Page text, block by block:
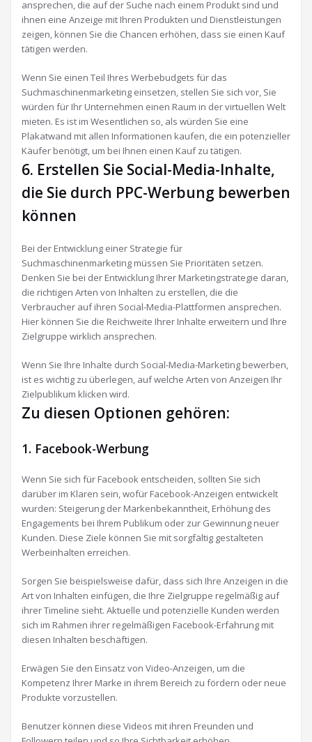
ansprechen, die auf der Suche nach einem Produkt sind und
ihnen eine Anzeige mit Ihren Produkten und Dienstleistungen
zeigen, können Sie die Chancen erhöhen, dass sie einen Kauf
tätigen werden.
Wenn Sie einen Teil Ihres Werbebudgets für das
Suchmaschinenmarketing einsetzen, stellen Sie sich vor, Sie
würden für Ihr Unternehmen einen Raum in der virtuellen Welt
mieten. Es ist im Wesentlichen so, als würden Sie eine
Plakatwand mit allen Informationen kaufen, die ein potenzieller
Käufer benötigt, um bei Ihnen einen Kauf zu tätigen.
6. Erstellen Sie Social-Media-Inhalte,
die Sie durch PPC-Werbung bewerben
können
Bei der Entwicklung einer Strategie für
Suchmaschinenmarketing müssen Sie Prioritäten setzen.
Denken Sie bei der Entwicklung Ihrer Marketingstrategie daran,
die richtigen Arten von Inhalten zu erstellen, die die
Verbraucher auf ihren Social-Media-Plattformen ansprechen.
Hier können Sie die Reichweite Ihrer Inhalte erweitern und Ihre
Zielgruppe wirklich ansprechen.
Wenn Sie Ihre Inhalte durch Social-Media-Marketing bewerben,
ist es wichtig zu überlegen, auf welche Arten von Anzeigen Ihr
Zielpublikum klicken wird.
Zu diesen Optionen gehören:
1. Facebook-Werbung
Wenn Sie sich für Facebook entscheiden, sollten Sie sich
darüber im Klaren sein, wofür Facebook-Anzeigen entwickelt
wurden: Steigerung der Markenbekanntheit, Erhöhung des
Engagements bei Ihrem Publikum oder zur Gewinnung neuer
Kunden. Diese Ziele können Sie mit sorgfältig gestalteten
Werbeinhalten erreichen.
Sorgen Sie beispielsweise dafür, dass sich Ihre Anzeigen in die
Art von Inhalten einfügen, die Ihre Zielgruppe regelmäßig auf
ihrer Timeline sieht. Aktuelle und potenzielle Kunden werden
sich im Rahmen ihrer regelmäßigen Facebook-Erfahrung mit
diesen Inhalten beschäftigen.
Erwägen Sie den Einsatz von Video-Anzeigen, um die
Kompetenz Ihrer Marke in ihrem Bereich zu fördern oder neue
Produkte vorzustellen.
Benutzer können diese Videos mit ihren Freunden und